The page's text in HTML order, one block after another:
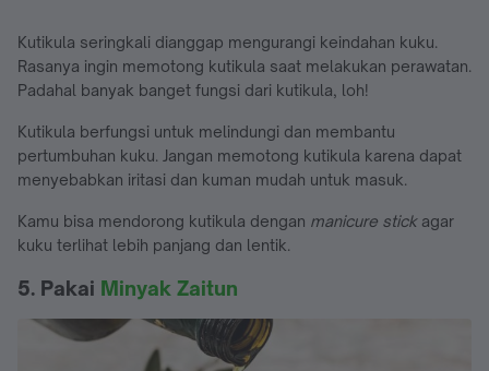
Kutikula seringkali dianggap mengurangi keindahan kuku.
Rasanya ingin memotong kutikula saat melakukan perawatan.
Padahal banyak banget fungsi dari kutikula, loh!
Kutikula berfungsi untuk melindungi dan membantu
pertumbuhan kuku. Jangan memotong kutikula karena dapat
menyebabkan iritasi dan kuman mudah untuk masuk.
Kamu bisa mendorong kutikula dengan manicure stick agar
kuku terlihat lebih panjang dan lentik.
5. Pakai Minyak Zaitun